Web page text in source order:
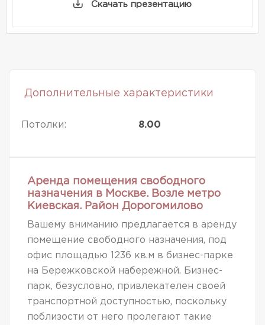
Скачать презентацию
Дополнительные характеристики
Потолки: 8.00
Аренда помещения свободного
назначения в Москве. Возле метро
Киевская. Район Дорогомилово
Вашему вниманию предлагается в аренду
помещение свободного назначения, под
офис площадью 1236 кв.м в бизнес-парке
на Бережковской набережной. Бизнес-
парк, безусловно, привлекателен своей
транспортной доступностью, поскольку
поблизости от него пролегают такие